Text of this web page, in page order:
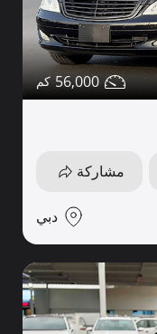
56,000
مشاركة
دبي